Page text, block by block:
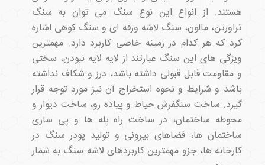
هستند. از انواع این نوع سنگ می توان به سنگ
تراورتن، مالون، سنگ لاشه ورقه ای و سنگ کوهی اشاره
کرد که هر کدام در زمینه خاصی کاربرد دارد. مهمترین
ویژگی های این سنگ عبارتند از لایه لایه نبودن، سختی
و مقاومت قابل قبولی داشته باشد، درز و شکاف نداشته
باشد و شرایط و نحوه استخراج آن نیز مورد توجه قرار
گیرد. ساخت سنگفرش حیاط و پیاده رو، ساخت دیوار و
محوطه ساختمان، در ساخت راه پله ها و پی سازی
ساختمان ها، فضاهای بیرونی و تولید پودر سنگ در
کارخانه ها، جزو مهمترین کاربردهای لاشه سنگ به شمار